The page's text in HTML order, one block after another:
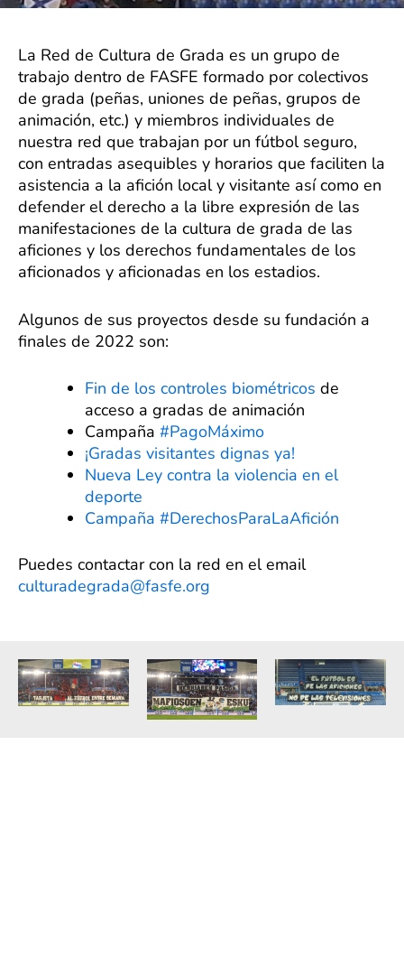
La Red de Cultura de Grada es un grupo de
trabajo dentro de FASFE formado por colectivos
de grada (peñas, uniones de peñas, grupos de
animación, etc.) y miembros individuales de
nuestra red que trabajan por un fútbol seguro,
con entradas asequibles y horarios que faciliten la
asistencia a la afición local y visitante así como en
defender el derecho a la libre expresión de las
manifestaciones de la cultura de grada de las
aficiones y los derechos fundamentales de los
aficionados y aficionadas en los estadios.
Algunos de sus proyectos desde su fundación a
finales de 2022 son:
Fin de los controles biométricos de
acceso a gradas de animación
Campaña #PagoMáximo
¡Gradas visitantes dignas ya!
Nueva Ley contra la violencia en el
deporte
Campaña #DerechosParaLaAfición
Puedes contactar con la red en el email
culturadegrada@fasfe.org